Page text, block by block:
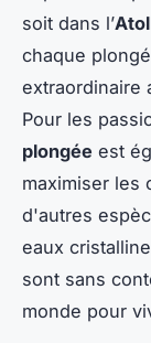
soit dans l’
chaque
extraordinaire
Pour les
plongée est
maximiser les
d'autres
eaux
sont sans
monde pour